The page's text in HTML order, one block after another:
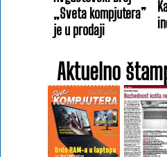
„Sveta kompjutera”
je u prodaji
Aktuelno